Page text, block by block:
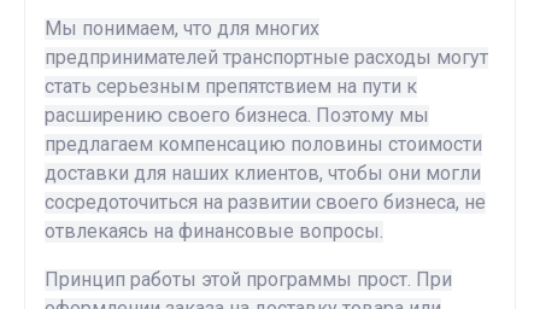
Мы понимаем, что для многих
предпринимателей транспортные расходы могут
стать серьезным препятствием на пути к
расширению своего бизнеса. Поэтому мы
предлагаем компенсацию половины стоимости
доставки для наших клиентов, чтобы они могли
сосредоточиться на развитии своего бизнеса, не
отвлекаясь на финансовые вопросы.
Принцип работы этой программы прост. При